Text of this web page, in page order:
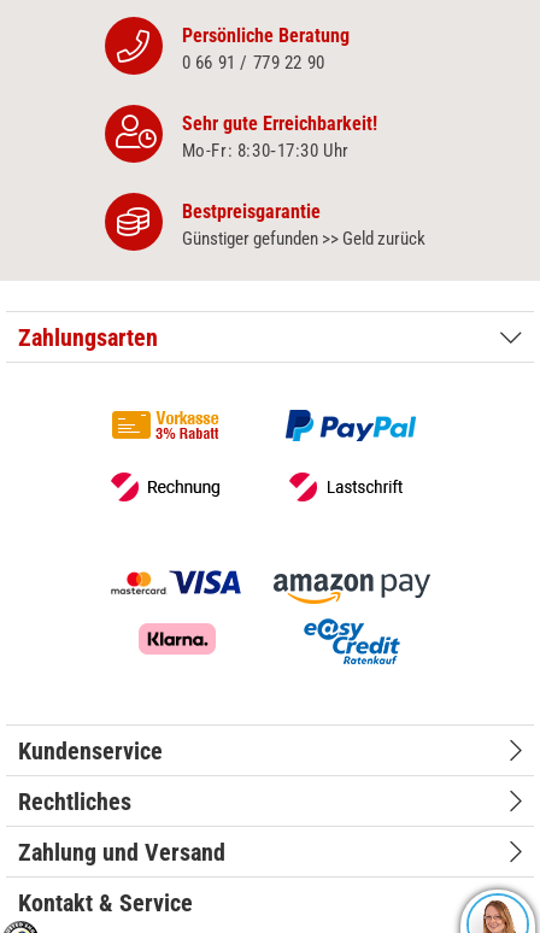
Persönliche Beratung
0 66 91 / 779 22 90
Sehr gute Erreichbarkeit!
Mo-Fr: 8:30‑17:30 Uhr
Bestpreisgarantie
Günstiger gefunden >> Geld zurück
Zahlungsarten
Kundenservice
Rechtliches
Zahlung und Versand
Kontakt & Service